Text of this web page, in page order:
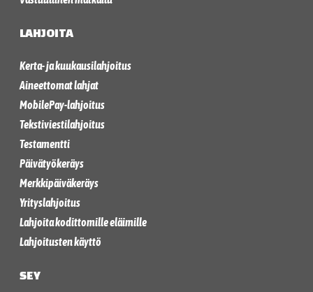
LAHJOITA
Kerta- ja kuukausilahjoitus
Aineettomat lahjat
MobilePay-lahjoitus
Tekstiviestilahjoitus
Testamentti
Päivätyökeräys
Merkkipäiväkeräys
Yrityslahjoitus
Lahjoita kodittomille eläimille
Lahjoitusten käyttö
SEY